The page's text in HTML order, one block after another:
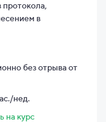
протокола,
в
без отрыва от
нед.
на курс